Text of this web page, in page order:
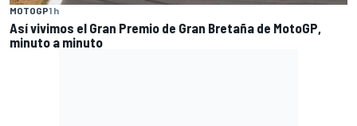
MOTOGP1 h
Así vivimos el Gran Premio de Gran Bretaña de MotoGP,
minuto a minuto